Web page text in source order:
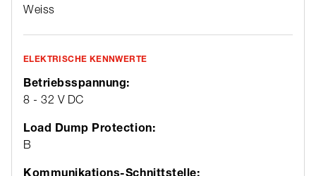
Weiss
ELEKTRISCHE KENNWERTE
Betriebsspannung:
8 - 32 V DC
Load Dump Protection:
B
Kommunikations-Schnittstelle: